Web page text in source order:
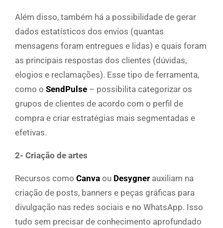
Além disso, também há a possibilidade de gerar
dados estatísticos dos envios (quantas
mensagens foram entregues e lidas) e quais foram
as principais respostas dos clientes (dúvidas,
elogios e reclamações). Esse tipo de ferramenta,
como o SendPulse – possibilita categorizar os
grupos de clientes de acordo com o perfil de
compra e criar estratégias mais segmentadas e
efetivas.
2- Criação de artes
Recursos como Canva ou Desygner auxiliam na
criação de posts, banners e peças gráficas para
divulgação nas redes sociais e no WhatsApp. Isso
tudo sem precisar de conhecimento aprofundado